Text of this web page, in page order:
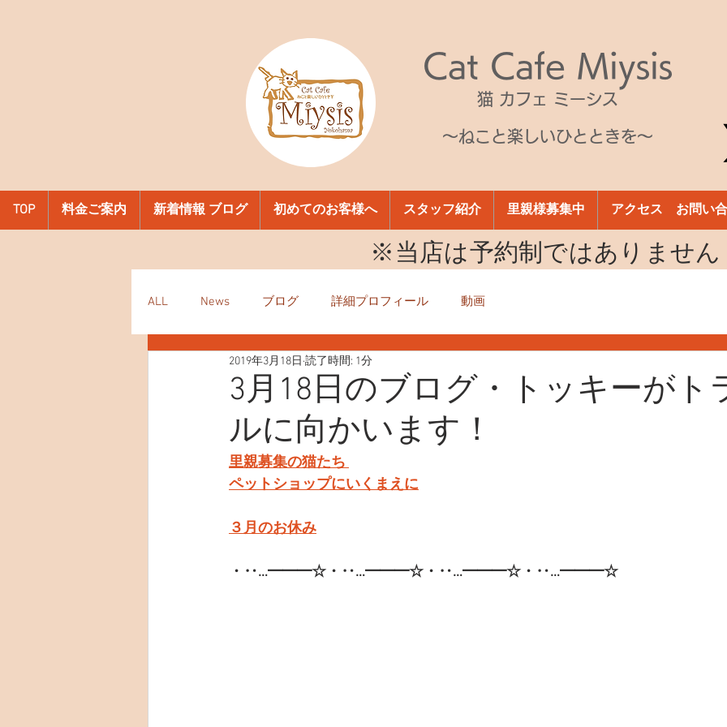
Cat Cafe Miysis
猫 カフェ ミーシス
～ねこと楽しいひとときを～
TOP 料金ご案内 新着情報 ブログ 初めてのお客様へ スタッフ紹介 里親様募集中 アクセス お問い
​※当店は予約制ではありません
ALL News ブログ 詳細プロフィール 動画
3月18日のブログ・トッキーがト
ルに向かいます！
2019年3月18日 読了時間: 1分
里親募集の猫たち
ペットショップにいくまえに
３月のお休み
・‥…━━━☆・‥…━━━☆・‥…━━━☆・‥…━━━☆